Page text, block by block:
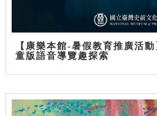
【康樂本館-暑假教育推廣活
童版語音導覽趣探索